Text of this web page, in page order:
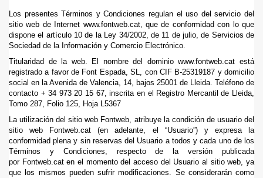
Los presentes Términos y Condiciones regulan el uso del servicio del
sitio web de Internet www.fontweb.cat, que de conformidad con lo que
dispone el artículo 10 de la Ley 34/2002, de 11 de julio, de Servicios de
Sociedad de la Información y Comercio Electrónico.
Titularidad de la web. El nombre del dominio www.fontweb.cat está
registrado a favor de Font Espada, SL, con CIF B-25319187 y domicilio
social en la Avenida de Valencia, 14, bajos 25001 de Lleida. Teléfono de
contacto + 34 973 20 15 67, inscrita en el Registro Mercantil de Lleida,
Tomo 287, Folio 125, Hoja L5367
La utilización del sitio web Fontweb, atribuye la condición de usuario del
sitio web Fontweb.cat (en adelante, el “Usuario”) y expresa la
conformidad plena y sin reservas del Usuario a todos y cada uno de los
Términos y Condiciones, respecto de la versión publicada
por Fontweb.cat en el momento del acceso del Usuario al sitio web, ya
que los mismos pueden sufrir modificaciones. Se considerarán como